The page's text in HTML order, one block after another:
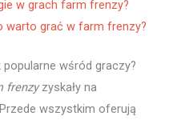
w grach farm frenzy?
warto grać w farm frenzy?
wśród graczy?
frenzyzyskały na
wszystkim oferują